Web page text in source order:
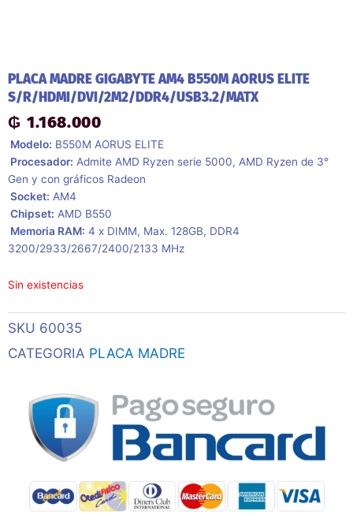
PLACA MADRE GIGABYTE AM4 B550M AORUS ELITE
S/R/HDMI/DVI/2M2/DDR4/USB3.2/MATX
₲ 1.168.000
 Modelo: B550M AORUS ELITE
 Procesador: Admite AMD Ryzen serie 5000, AMD Ryzen de 3°
Gen y con gráficos Radeon
 Socket: AM4
 Chipset: AMD B550
 Memoria RAM: 4 x DIMM, Max. 128GB, DDR4
3200/2933/2667/2400/2133 MHz
Sin existencias
SKU 60035
CATEGORIA PLACA MADRE